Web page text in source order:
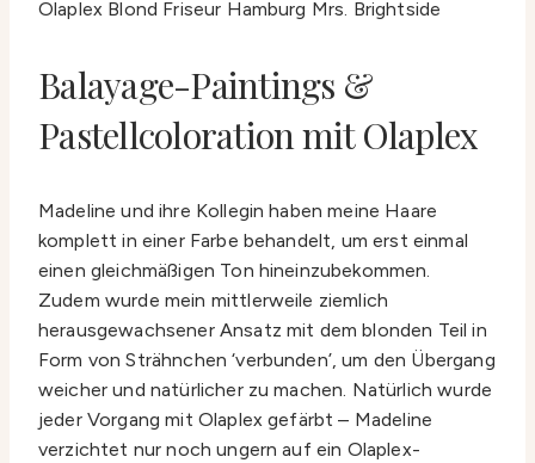
Balayage-Paintings &
Pastellcoloration mit Olaplex
Madeline und ihre Kollegin haben meine Haare
komplett in einer Farbe behandelt, um erst einmal
einen gleichmäßigen Ton hineinzubekommen.
Zudem wurde mein mittlerweile ziemlich
herausgewachsener Ansatz mit dem blonden Teil in
Form von Strähnchen ‘verbunden’, um den Übergang
weicher und natürlicher zu machen. Natürlich wurde
jeder Vorgang mit Olaplex gefärbt – Madeline
verzichtet nur noch ungern auf ein Olaplex-